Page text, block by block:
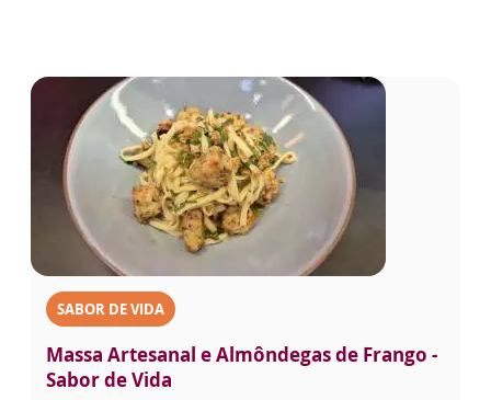
SABOR DE VIDA
Massa Artesanal e Almôndegas de Frango -
Sabor de Vida